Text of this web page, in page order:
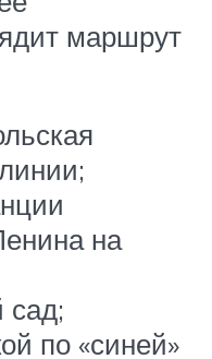
маршрут
на
сад;
по «синей»